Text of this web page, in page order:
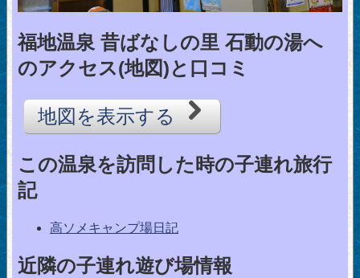
福地温泉 昔ばなしの里 石動の湯へ
のアクセス(地図)と口コミ
地図を表示する
この温泉を訪問した時の子連れ旅行
記
高ソメキャンプ場日記
近隣の子連れ遊び場情報